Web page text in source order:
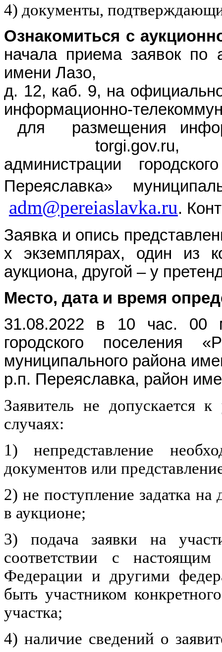
4) документы,
Ознакомиться с
начала приема заявок по
имени Лазо, р.п.
д. 12, каб. 9, на
информационно-
для размещения
torgi.gov.ru,
администрации
Переяславка»
adm@pereiaslavka.ru.
Заявка и опись
х экземплярах, один из
аукциона, другой – у
Место, дата и время
31.08.2022 в 10 час. 00
городского поселения
муниципального района
р.п. Переяславка, район
Заявитель не допускается
случаях:
1) непредставление
документов или
2) не поступление задатка на
в аукционе;
3) подача заявки на
соответствии с
Федерации и другими
быть участником
участка;
4) наличие сведений о